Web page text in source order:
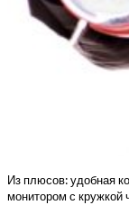
Из плюсов: удобная
монитором с кружкой